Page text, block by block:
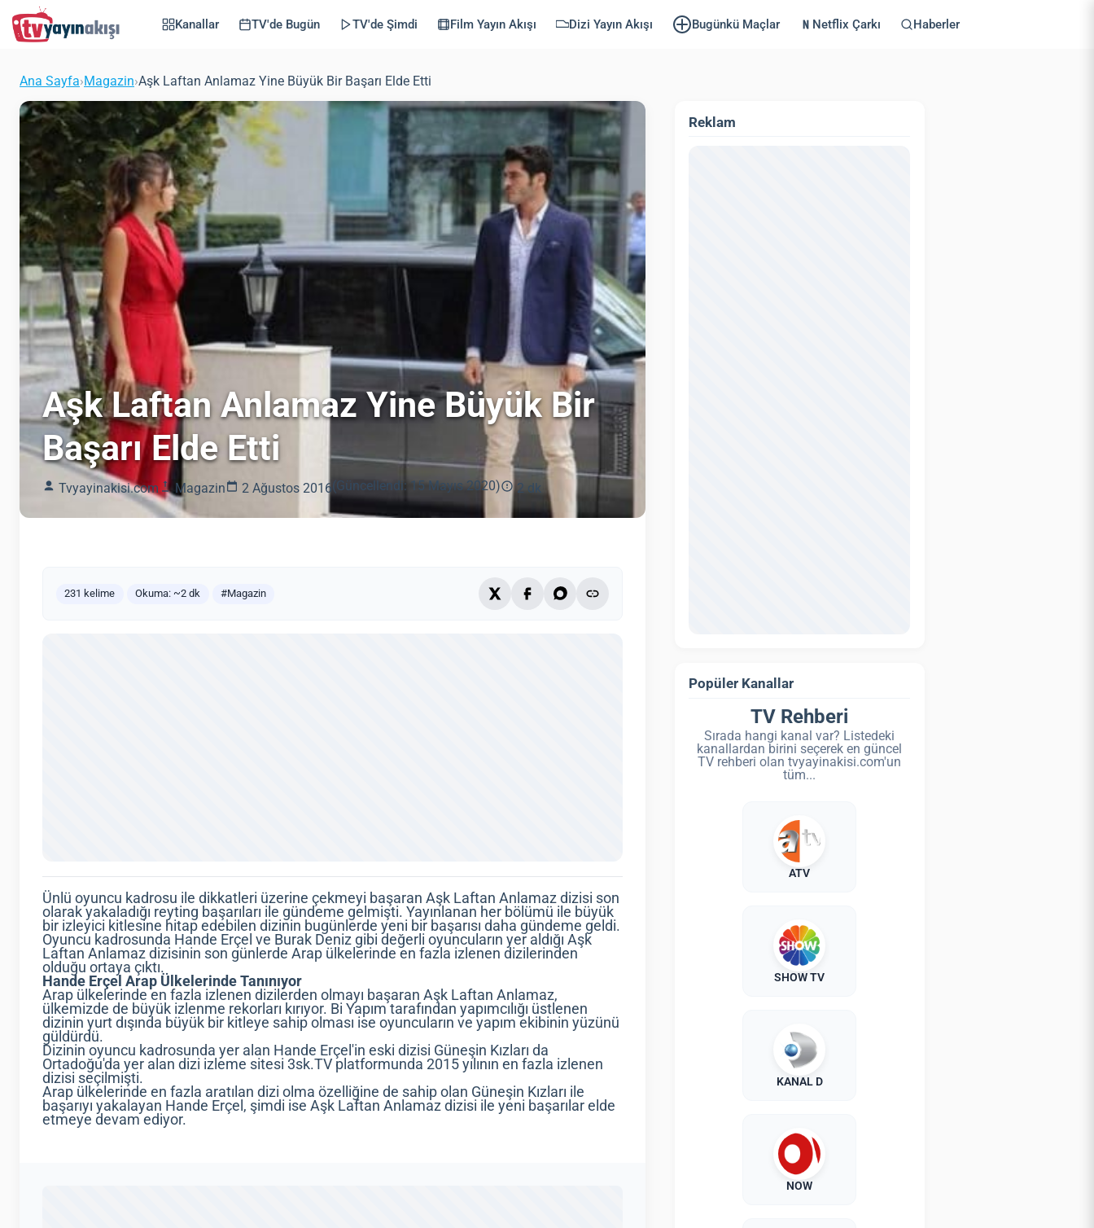
Kanallar TV'de Bugün TV'de Şimdi Film Yayın Akışı Dizi Yayın Akışı Bugünkü Maçlar Netflix Çarkı Haberler
Ana Sayfa›Magazin›Aşk Laftan Anlamaz Yine Büyük Bir Başarı Elde Etti
Aşk Laftan Anlamaz Yine Büyük Bir
Başarı Elde Etti
Tvyayinakisi.com Magazin 2 Ağustos 2016(Güncellendi: 15 Mayıs 2020) 2 dk
231 kelime Okuma: ~2 dk #Magazin
Ünlü oyuncu kadrosu ile dikkatleri üzerine çekmeyi başaran Aşk Laftan Anlamaz dizisi son
olarak yakaladığı reyting başarıları ile gündeme gelmişti. Yayınlanan her bölümü ile büyük
bir izleyici kitlesine hitap edebilen dizinin bugünlerde yeni bir başarısı daha gündeme geldi.
Oyuncu kadrosunda Hande Erçel ve Burak Deniz gibi değerli oyuncuların yer aldığı Aşk
Laftan Anlamaz dizisinin son günlerde Arap ülkelerinde en fazla izlenen dizilerinden
olduğu ortaya çıktı.
Hande Erçel Arap Ülkelerinde Tanınıyor
Arap ülkelerinde en fazla izlenen dizilerden olmayı başaran Aşk Laftan Anlamaz,
ülkemizde de büyük izlenme rekorları kırıyor. Bi Yapım tarafından yapımcılığı üstlenen
dizinin yurt dışında büyük bir kitleye sahip olması ise oyuncuların ve yapım ekibinin yüzünü
güldürdü.
Dizinin oyuncu kadrosunda yer alan Hande Erçel'in eski dizisi Güneşin Kızları da
Ortadoğu'da yer alan dizi izleme sitesi 3sk.TV platformunda 2015 yılının en fazla izlenen
dizisi seçilmişti.
Arap ülkelerinde en fazla aratılan dizi olma özelliğine de sahip olan Güneşin Kızları ile
başarıyı yakalayan Hande Erçel, şimdi ise Aşk Laftan Anlamaz dizisi ile yeni başarılar elde
etmeye devam ediyor.
Reklam
Popüler Kanallar
TV Rehberi
Sırada hangi kanal var? Listedeki
kanallardan birini seçerek en güncel
TV rehberi olan tvyayinakisi.com'un
tüm...
ATV
SHOW TV
KANAL D
NOW